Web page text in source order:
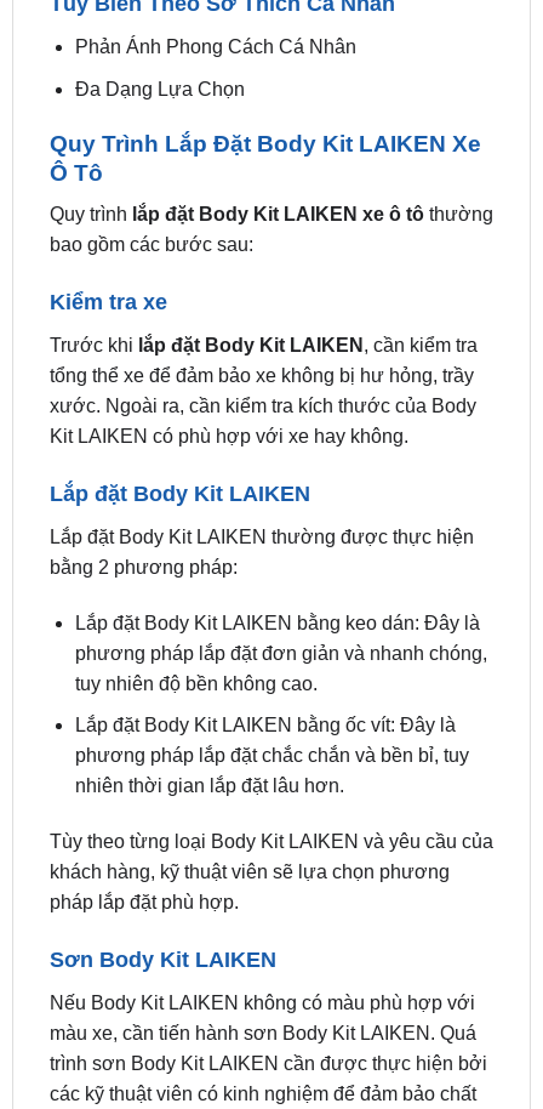
Phản Ánh Phong Cách Cá Nhân
Đa Dạng Lựa Chọn
Quy Trình Lắp Đặt Body Kit LAIKEN Xe
Ô Tô
Quy trình lắp đặt Body Kit LAIKEN xe ô tôthường
bao gồm các bước sau:
Kiểm tra xe
Trước khi lắp đặt Body Kit LAIKEN , cần kiểm tra
tổng thể xe để đảm bảo xe không bị hư hỏng, trầy
xước. Ngoài ra, cần kiểm tra kích thước của Body
Kit LAIKEN có phù hợp với xe hay không.
Lắp đặt Body Kit LAIKEN
Lắp đặt Body Kit LAIKEN thường được thực hiện
bằng 2 phương pháp:
Lắp đặt Body Kit LAIKEN bằng keo dán: Đây là
phương pháp lắp đặt đơn giản và nhanh chóng,
tuy nhiên độ bền không cao.
Lắp đặt Body Kit LAIKEN bằng ốc vít: Đây là
phương pháp lắp đặt chắc chắn và bền bỉ, tuy
nhiên thời gian lắp đặt lâu hơn.
Tùy theo từng loại Body Kit LAIKEN và yêu cầu của
khách hàng, kỹ thuật viên sẽ lựa chọn phương
pháp lắp đặt phù hợp.
Sơn Body Kit LAIKEN
Nếu Body Kit LAIKEN không có màu phù hợp với
màu xe, cần tiến hành sơn Body Kit LAIKEN. Quá
trình sơn Body Kit LAIKEN cần được thực hiện bởi
các kỹ thuật viên có kinh nghiệm để đảm bảo chất